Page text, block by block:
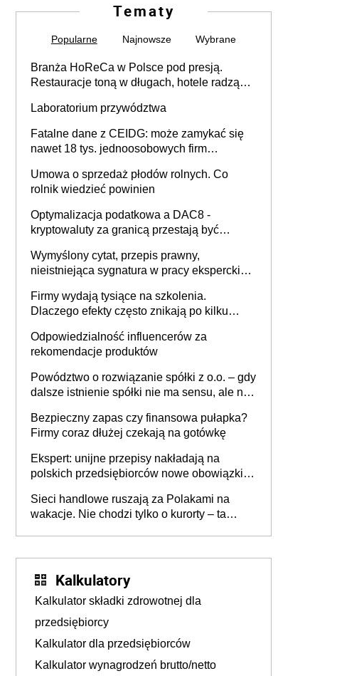
Tematy
Popularne Najnowsze Wybrane
Branża HoReCa w Polsce pod presją.
Restauracje toną w długach, hotele radzą
Laboratorium przywództwa
Fatalne dane z CEIDG: może zamykać się
nawet 18 tys. jednoosobowych firm
Umowa o sprzedaż płodów rolnych. Co
rolnik wiedzieć powinien
Optymalizacja podatkowa a DAC8 -
kryptowaluty za granicą przestają być
Wymyślony cytat, przepis prawny,
nieistniejąca sygnatura w pracy eksperckiej -
firmie
Firmy wydają tysiące na szkolenia.
Dlaczego efekty często znikają po kilku
Odpowiedzialność influencerów za
rekomendacje produktów
Powództwo o rozwiązanie spółki z o.o. – gdy
dalsze istnienie spółki nie ma sensu, ale nie
Bezpieczny zapas czy finansowa pułapka?
Firmy coraz dłużej czekają na gotówkę
Ekspert: unijne przepisy nakładają na
polskich przedsiębiorców nowe obowiązki w
Sieci handlowe ruszają za Polakami na
wakacje. Nie chodzi tylko o kurorty – ta
Kalkulatory
Kalkulator składki zdrowotnej dla
przedsiębiorcy
Kalkulator dla przedsiębiorców
Kalkulator wynagrodzeń brutto/netto